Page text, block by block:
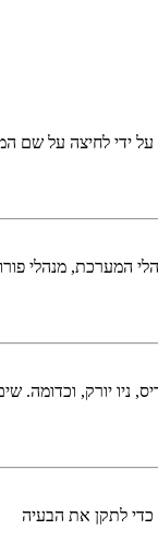
ידי לחיצה על שם
המערכת, מנהלי
יורק, וכדומה.
כדי לתקן את הבעיה